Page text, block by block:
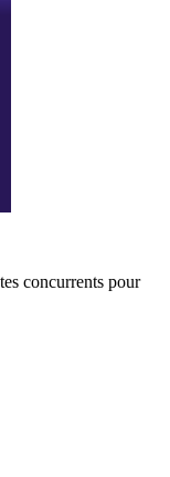
concurrents pour